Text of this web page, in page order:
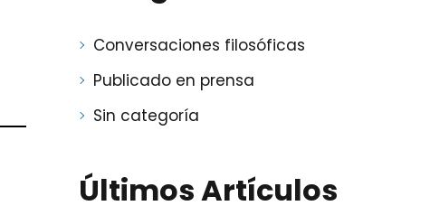
Conversaciones filosóficas
Publicado en prensa
Sin categoría
Últimos Artículos